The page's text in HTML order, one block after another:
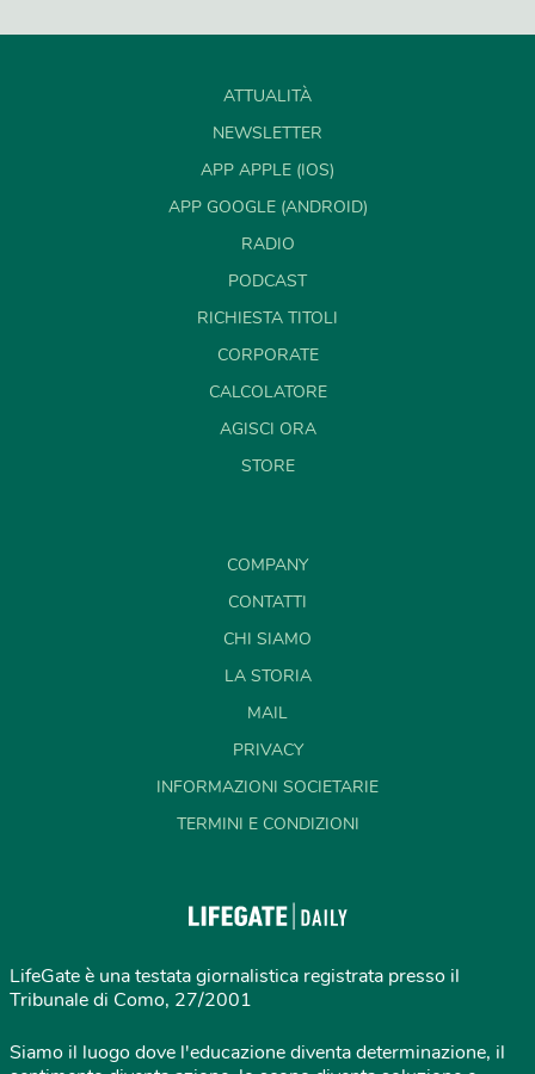
ATTUALITÀ
NEWSLETTER
APP APPLE (IOS)
APP GOOGLE (ANDROID)
RADIO
PODCAST
RICHIESTA TITOLI
CORPORATE
CALCOLATORE
AGISCI ORA
STORE
COMPANY
CONTATTI
CHI SIAMO
LA STORIA
MAIL
PRIVACY
INFORMAZIONI SOCIETARIE
TERMINI E CONDIZIONI
LifeGate è una testata giornalistica registrata presso il
Tribunale di Como, 27/2001
Siamo il luogo dove l'educazione diventa determinazione, il